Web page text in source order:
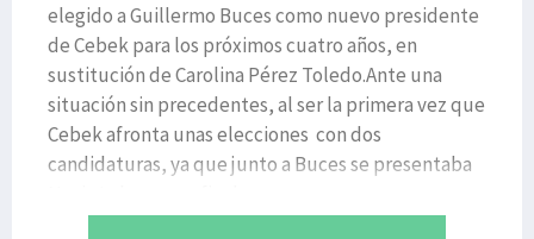
elegido a Guillermo Buces como nuevo presidente
de Cebek para los próximos cuatro años, en
sustitución de Carolina Pérez Toledo.Ante una
situación sin precedentes, al ser la primera vez que
Cebek afronta unas elecciones con dos
candidaturas, ya que junto a Buces se presentaba